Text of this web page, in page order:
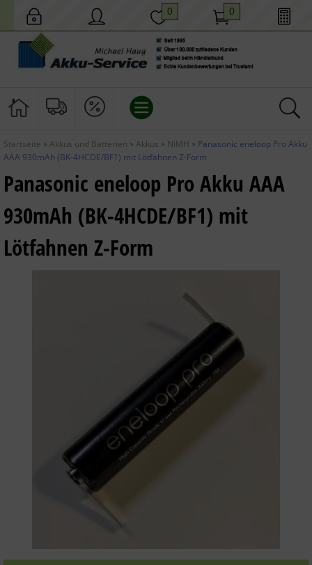
0 0
AKKUS UND BATTERIEN
HAUS UND GARTEN
MOBILES LICHT
TECHNIK
Startseite » Akkus und Batterien » Akkus » NiMH » Panasonic eneloop Pro Akku
AAA 930mAh (BK-4HCDE/BF1) mit Lötfahnen Z-Form
Panasonic eneloop Pro Akku AAA
930mAh (BK-4HCDE/BF1) mit
Lötfahnen Z-Form